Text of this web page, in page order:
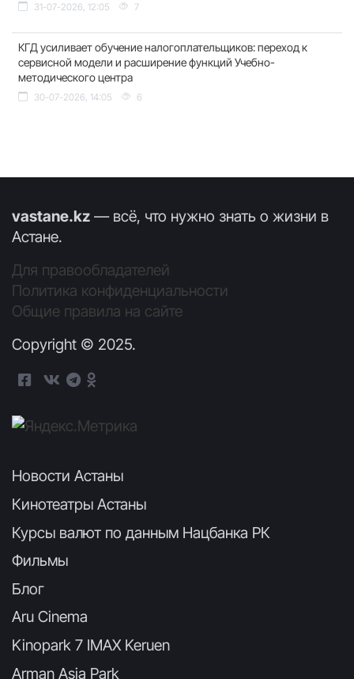
31-07-2026, 12:05 7
КГД усиливает обучение налогоплательщиков: переход к
сервисной модели и расширение функций Учебно-
методического центра
30-07-2026, 14:05 6
vastane.kz — всё, что нужно знать о жизни в
Астане.
Для правообладателей
Политика конфиденциальности
Общие правила на сайте
Copyright © 2025.
Новости Астаны
Кинотеатры Астаны
Курсы валют по данным Нацбанка РК
Фильмы
Блог
Aru Cinema
Kinopark 7 IMAX Keruen
Arman Asia Park